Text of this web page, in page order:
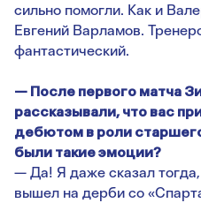
сильно помогли. Как и
Евгений Варламов.
фантастический.
— После первого матча
рассказывали, что вас
дебютом в роли
были такие эмоции?
— Да! Я даже сказал
вышел на дерби со